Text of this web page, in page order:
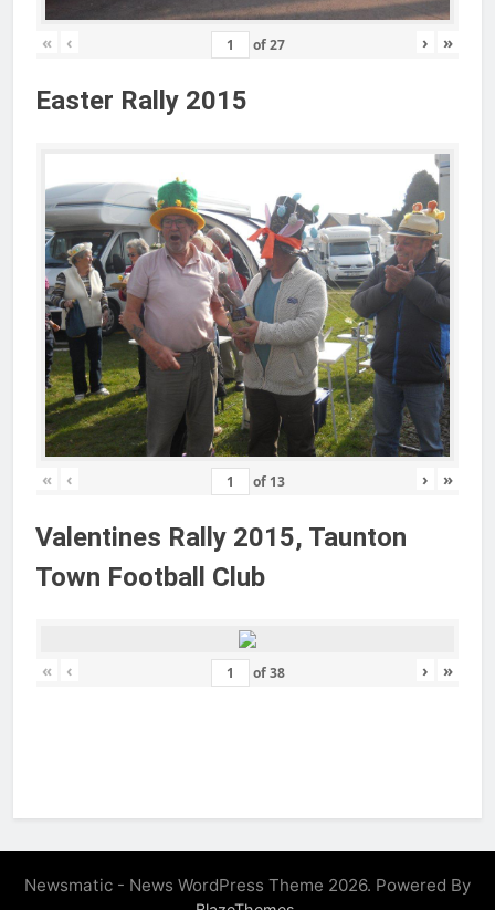
« ‹ of27 › »
Easter Rally 2015
« ‹ of 13 › »
Valentines Rally 2015, Taunton
Town Football Club
« ‹ of38 › »
Newsmatic - News WordPress Theme 2026. Powered By